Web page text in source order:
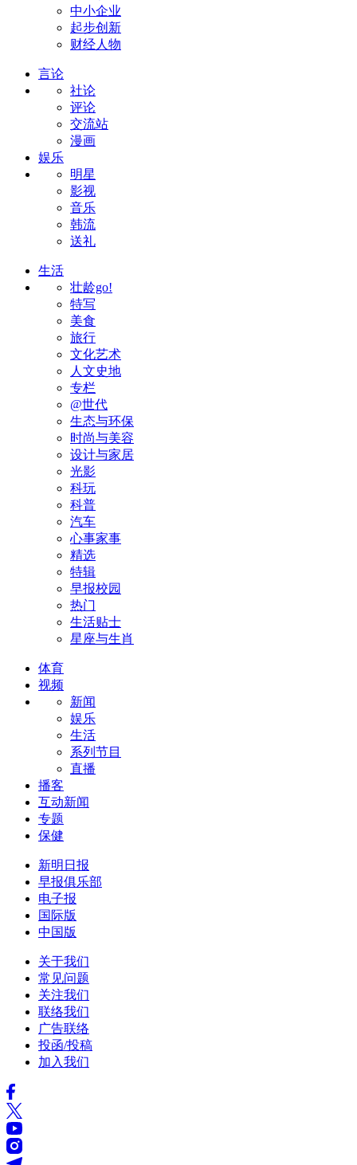
中小企业
起步创新
财经人物
言论
社论
评论
交流站
漫画
娱乐
明星
影视
音乐
韩流
送礼
生活
壮龄go!
特写
美食
旅行
文化艺术
人文史地
专栏
@世代
生态与环保
时尚与美容
设计与家居
光影
科玩
科普
汽车
心事家事
精选
特辑
早报校园
热门
生活贴士
星座与生肖
体育
视频
新闻
娱乐
生活
系列节目
直播
播客
互动新闻
专题
保健
新明日报
早报俱乐部
电子报
国际版
中国版
关于我们
常见问题
关注我们
联络我们
广告联络
投函/投稿
加入我们